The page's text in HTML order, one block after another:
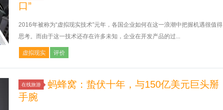
口”
2016年被称为“虚拟现实技术”元年，各国企业如何在这一浪潮中把握机遇很值得
思考。而由于这一技术还存在许多未知，企业在开发产品的过...
虚拟现实 评价
在线旅游
蚂蜂窝：蛰伏十年，与150亿美元巨头掰
手腕